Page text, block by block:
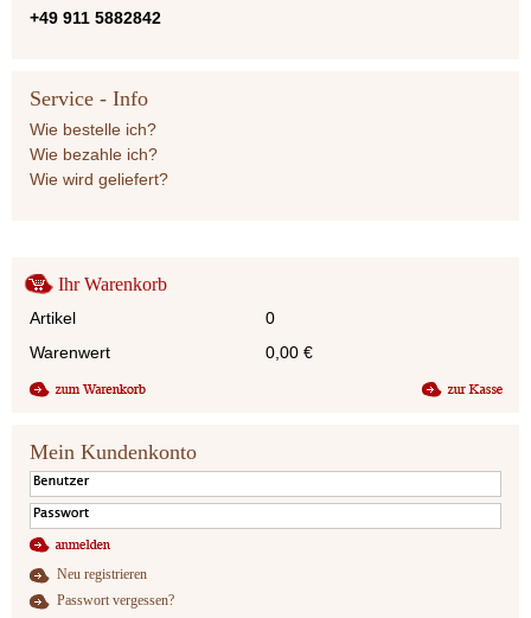
+49 911 5882842
Service - Info
Wie bestelle ich?
Wie bezahle ich?
Wie wird geliefert?
Ihr Warenkorb
Artikel
0
Warenwert
0,00 €
Mein Kundenkonto
Neu registrieren
Passwort vergessen?